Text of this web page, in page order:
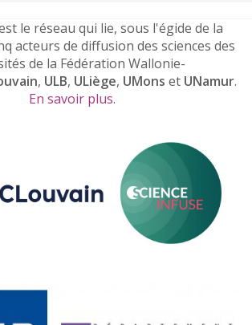
le réseau qui lie, sous l'égide de la
acteurs de diffusion des sciences des
de la Fédération Wallonie-
, ULB, ULiège, UMons et UNamur.
En savoir plus.